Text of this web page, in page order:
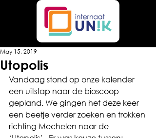
Utopolis
May 15, 2019
Vandaag stond op onze kalender
een uitstap naar de bioscoop
gepland. We gingen het deze keer
een beetje verder zoeken en trokken
richting Mechelen naar de